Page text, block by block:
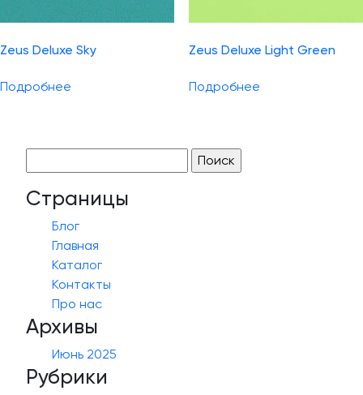
Zeus Deluxe Sky
Подробнее
Zeus Deluxe Light Green
Подробнее
Страницы
Блог
Главная
Каталог
Контакты
Про нас
Архивы
Июнь 2025
Рубрики